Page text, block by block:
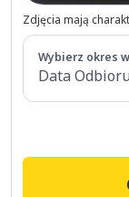
Zdjęcia mają
Wybierz okres
Data